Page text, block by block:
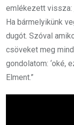
emlékezett vissza:
Ha bármelyikünk
dugót. Szóval
csöveket meg
gondolatom: ‘oké,
Elment.”